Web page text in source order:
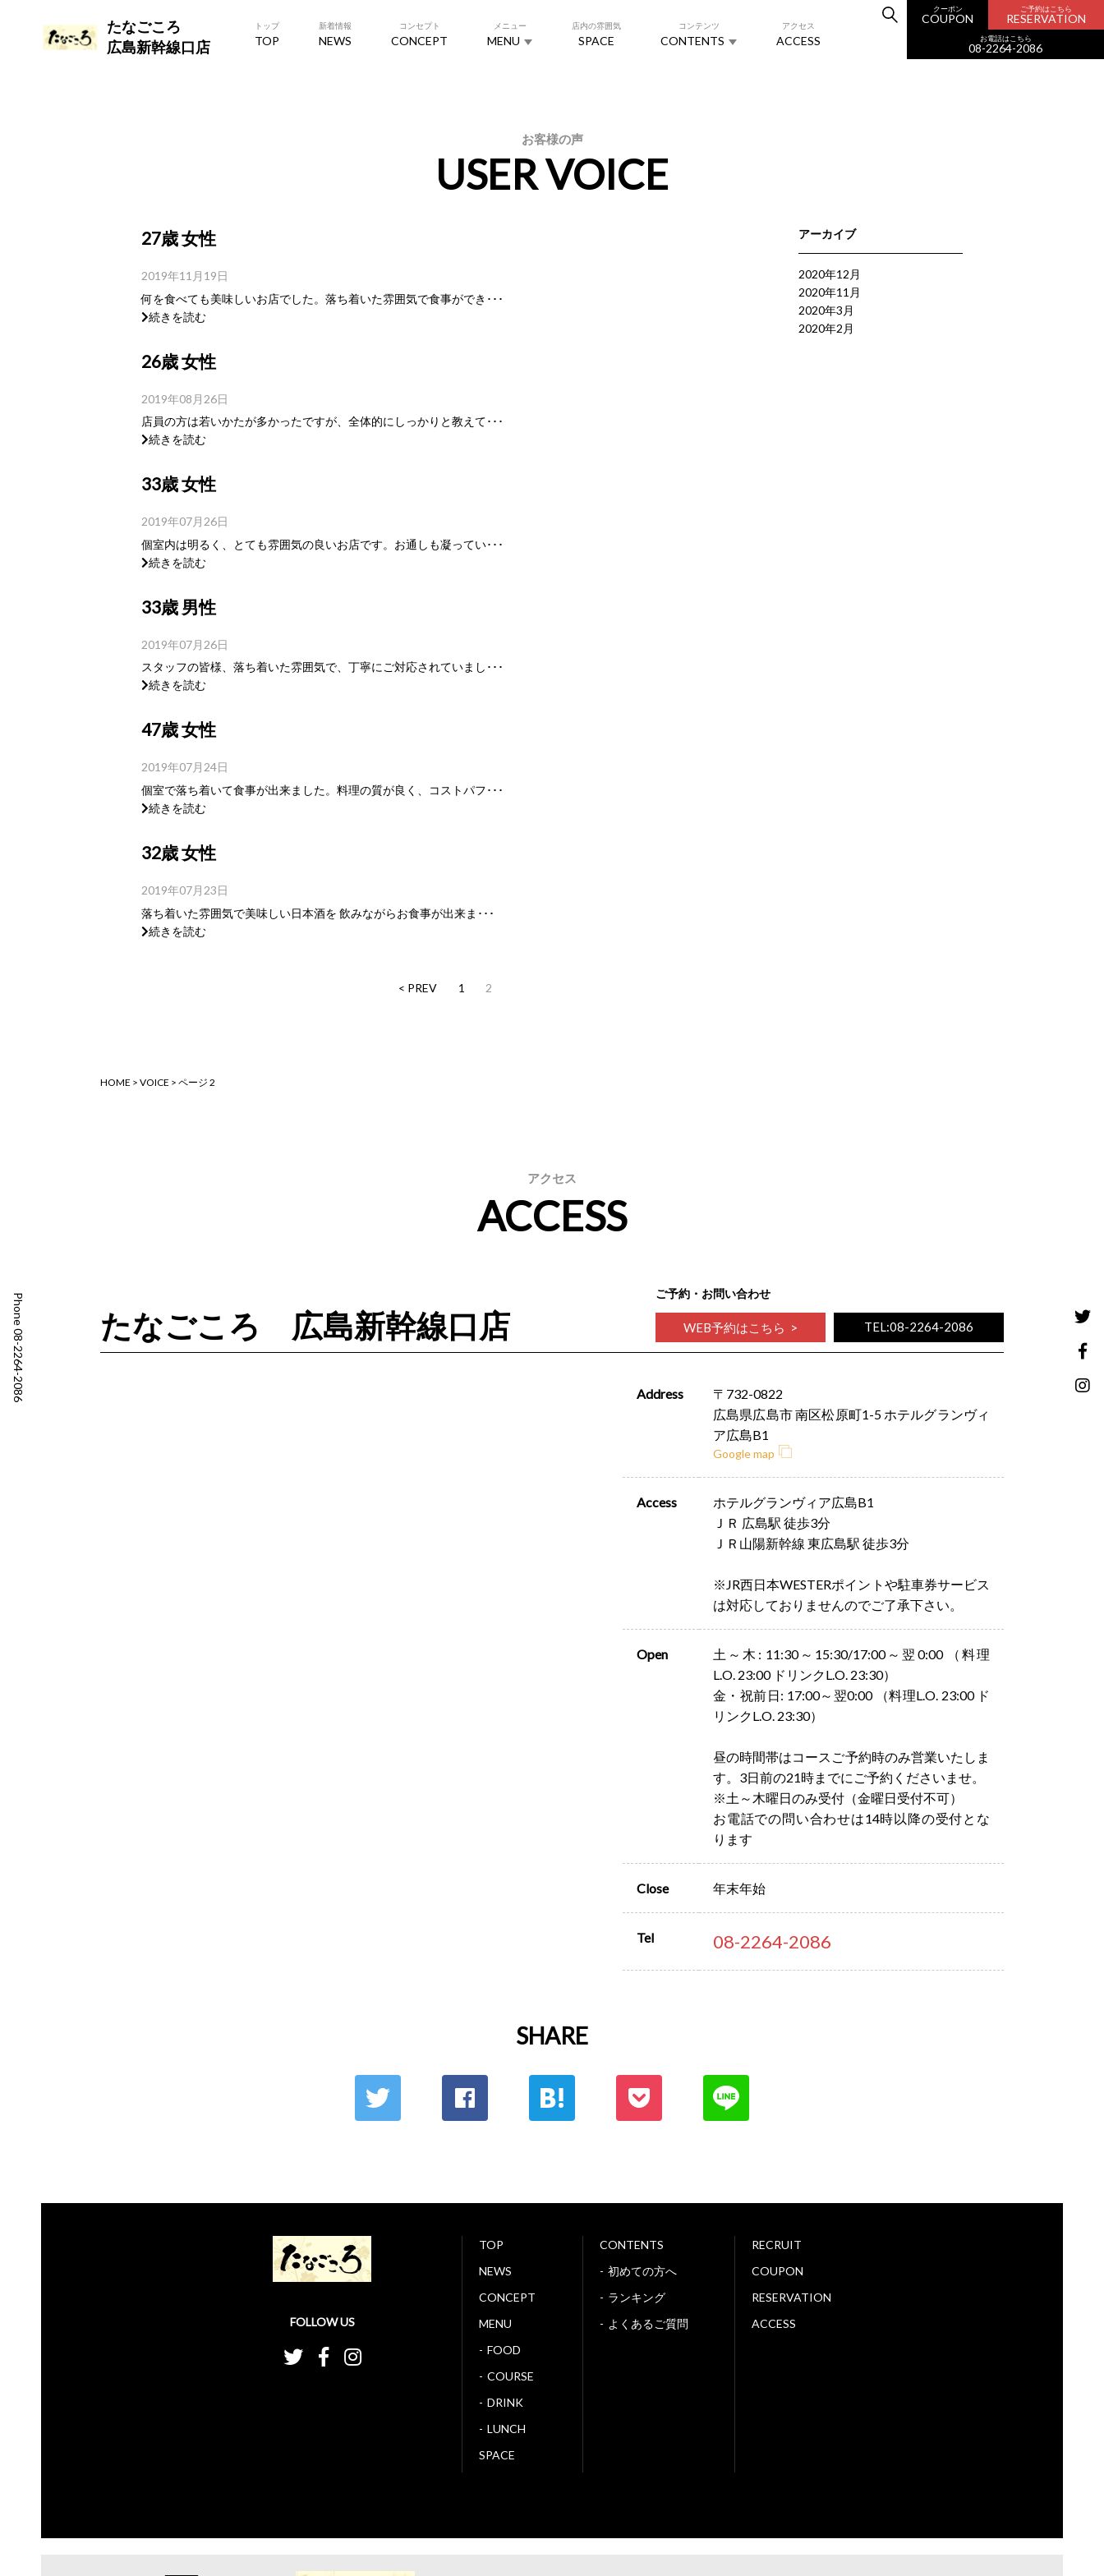
たなごころ
広島新幹線口店
クーポン
COUPON
ご予約はこちら
RESERVATION
お電話はこちら
08-2264-2086
トップ
TOP
新着情報
NEWS
コンセプト
CONCEPT
メニュー
MENU
店内の雰囲気
SPACE
コンテンツ
CONTENTS
アクセス
ACCESS
お客様の声
USER VOICE
27歳 女性
2019年11月19日
何を食べても美味しいお店でした。落ち着いた雰囲気で食事ができ･･･
続きを読む
26歳 女性
2019年08月26日
店員の方は若いかたが多かったですが、全体的にしっかりと教えて･･･
続きを読む
33歳 女性
2019年07月26日
個室内は明るく、とても雰囲気の良いお店です。お通しも凝ってい･･･
続きを読む
33歳 男性
2019年07月26日
スタッフの皆様、落ち着いた雰囲気で、丁寧にご対応されていまし･･･
続きを読む
47歳 女性
2019年07月24日
個室で落ち着いて食事が出来ました。料理の質が良く、コストパフ･･･
続きを読む
32歳 女性
2019年07月23日
落ち着いた雰囲気で美味しい日本酒を 飲みながらお食事が出来ま･･･
続きを読む
< PREV 1 2
アーカイブ
2020年12月
2020年11月
2020年3月
2020年2月
HOME > VOICE > ページ 2
アクセス
ACCESS
たなごころ 広島新幹線口店
ご予約・お問い合わせ
WEB予約はこちら TEL:08-2264-2086
Address
〒732-0822
広島県広島市 南区松原町1-5 ホテルグランヴィ
ア広島B1
Google map
Access
ホテルグランヴィア広島B1
ＪＲ 広島駅 徒歩3分
ＪＲ山陽新幹線 東広島駅 徒歩3分
※JR西日本WESTERポイントや駐車券サービス
は対応しておりませんのでご了承下さい。
Open
土～木: 11:30～15:30/17:00～翌0:00 （料理
L.O. 23:00 ドリンクL.O. 23:30）
金・祝前日: 17:00～翌0:00 （料理L.O. 23:00 ド
リンクL.O. 23:30）
昼の時間帯はコースご予約時のみ営業いたしま
す。3日前の21時までにご予約くださいませ。
※土～木曜日のみ受付（金曜日受付不可）
お電話での問い合わせは14時以降の受付とな
ります
Close 年末年始
Tel 08-2264-2086
SHARE
FOLLOW US
TOP
NEWS
CONCEPT
MENU
FOOD
COURSE
DRINK
LUNCH
SPACE
CONTENTS
初めての方へ
ランキング
よくあるご質問
RECRUIT
COUPON
RESERVATION
ACCESS
Phone 08-2264-2086